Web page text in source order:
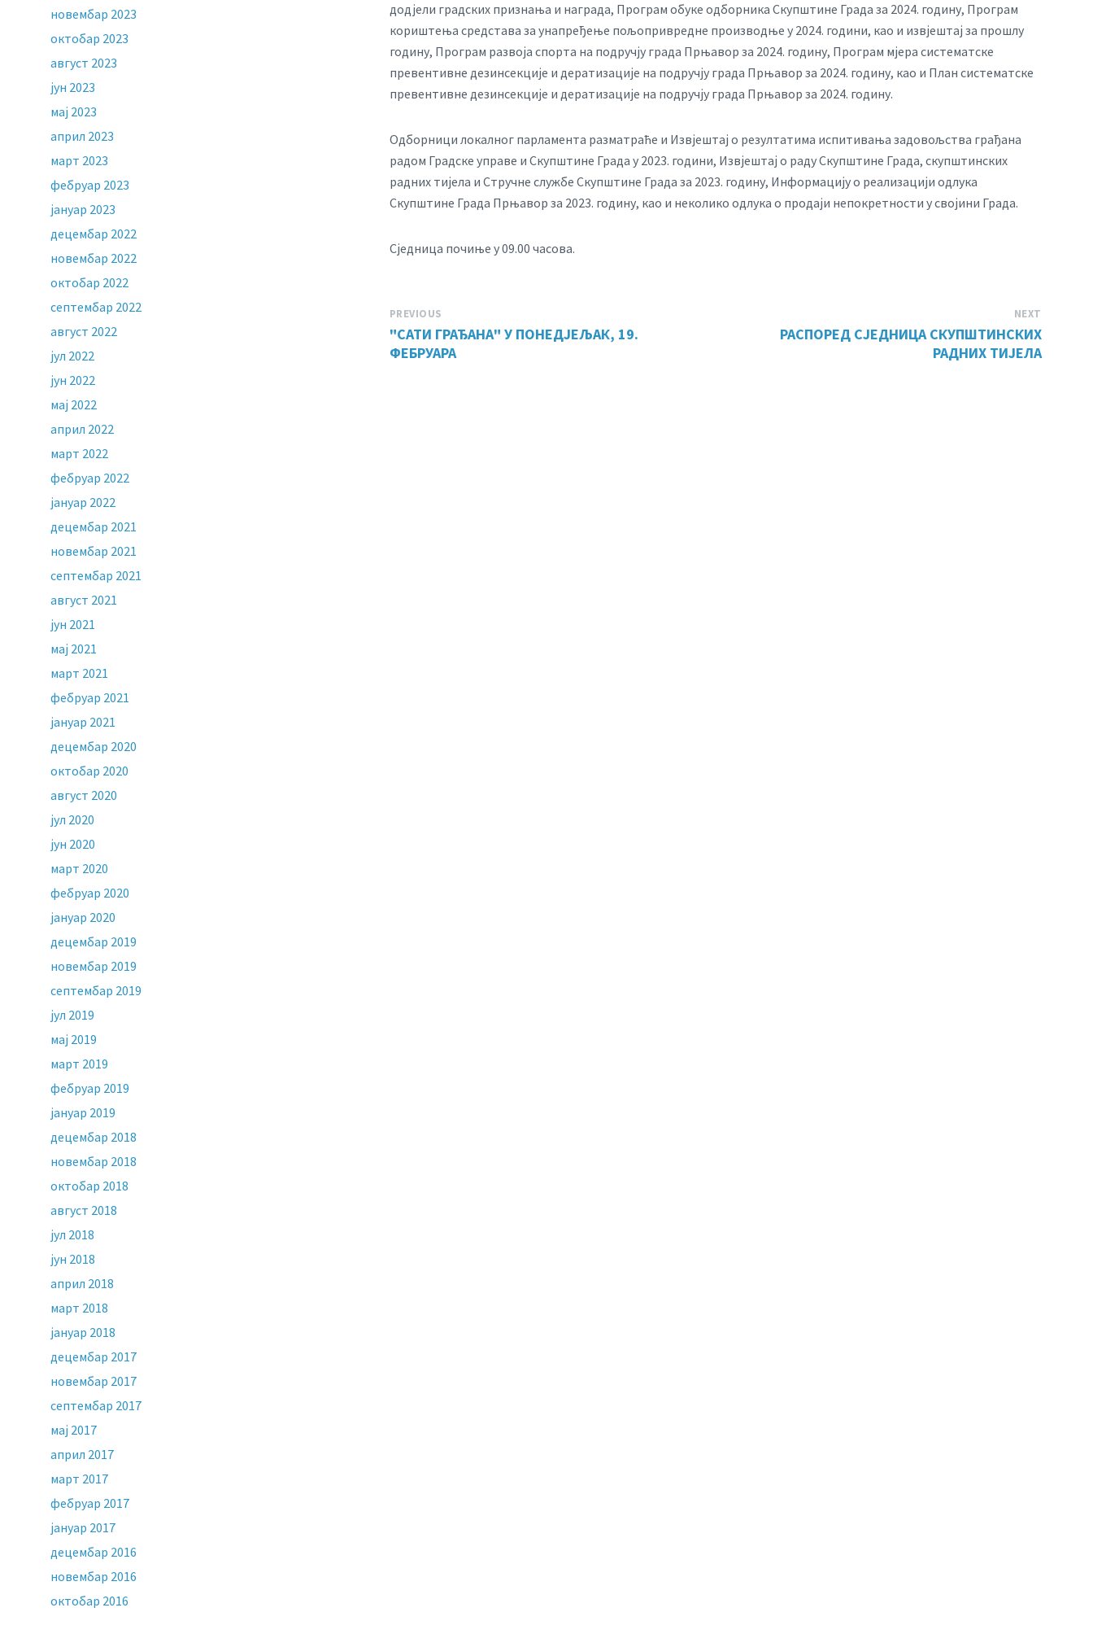
додјели градских признања и награда, Програм обуке одборника Скупштине Града за 2024. годину, Програм
кориштења средстава за унапређење пољопривредне производње у 2024. години, као и извјештај за прошлу
годину, Програм развоја спорта на подручју града Прњавор за 2024. годину, Програм мјера систематске
превентивне дезинсекције и дератизације на подручју града Прњавор за 2024. годину, као и План систематске
превентивне дезинсекције и дератизације на подручју града Прњавор за 2024. годину.
Одборници локалног парламента разматраће и Извјештај о резултатима испитивања задовољства грађана
радом Градске управе и Скупштине Града у 2023. години, Извјештај о раду Скупштине Града, скупштинских
радних тијела и Стручне службе Скупштине Града за 2023. годину, Информацију о реализацији одлука
Скупштине Града Прњавор за 2023. годину, као и неколико одлука о продаји непокретности у својини Града.
Сједница почиње у 09.00 часова.
PREVIOUS
"САТИ ГРАЂАНА" У ПОНЕДЈЕЉАК, 19.
ФЕБРУАРА
NEXT
РАСПОРЕД СЈЕДНИЦА СКУПШТИНСКИХ
РАДНИХ ТИЈЕЛА
новембар 2023
октобар 2023
август 2023
јун 2023
мај 2023
април 2023
март 2023
фебруар 2023
јануар 2023
децембар 2022
новембар 2022
октобар 2022
септембар 2022
август 2022
јул 2022
јун 2022
мај 2022
април 2022
март 2022
фебруар 2022
јануар 2022
децембар 2021
новембар 2021
септембар 2021
август 2021
јун 2021
мај 2021
март 2021
фебруар 2021
јануар 2021
децембар 2020
октобар 2020
август 2020
јул 2020
јун 2020
март 2020
фебруар 2020
јануар 2020
децембар 2019
новембар 2019
септембар 2019
јул 2019
мај 2019
март 2019
фебруар 2019
јануар 2019
децембар 2018
новембар 2018
октобар 2018
август 2018
јул 2018
јун 2018
април 2018
март 2018
јануар 2018
децембар 2017
новембар 2017
септембар 2017
мај 2017
април 2017
март 2017
фебруар 2017
јануар 2017
децембар 2016
новембар 2016
октобар 2016